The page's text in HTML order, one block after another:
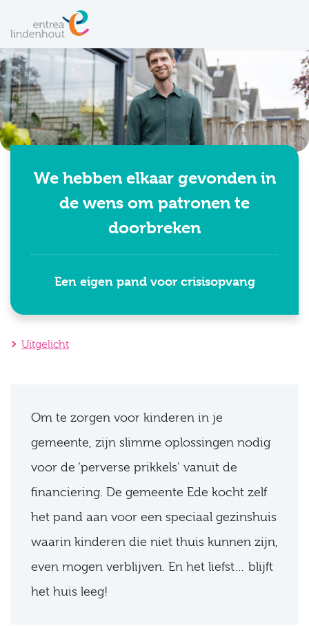
We hebben elkaar gevonden in
de wens om patronen te
doorbreken
Een eigen pand voor crisisopvang
Uitgelicht
Om te zorgen voor kinderen in je
gemeente, zijn slimme oplossingen nodig
voor de ‘perverse prikkels’ vanuit de
financiering. De gemeente Ede kocht zelf
het pand aan voor een speciaal gezinshuis
waarin kinderen die niet thuis kunnen zijn,
even mogen verblijven. En het liefst… blijft
het huis leeg!